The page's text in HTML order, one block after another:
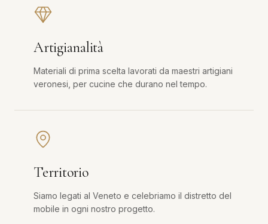
Artigianalità
Materiali di prima scelta lavorati da maestri artigiani
veronesi, per cucine che durano nel tempo.
Territorio
Siamo legati al Veneto e celebriamo il distretto del
mobile in ogni nostro progetto.